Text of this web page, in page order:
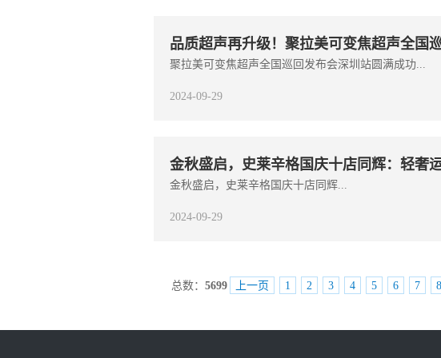
品质超声再升级！聚拉美可变焦超声全国
聚拉美可变焦超声全国巡回发布会深圳站圆满成功...
2024-09-29
金秋盛启，史莱辛格国庆十店同辉：轻奢
金秋盛启，史莱辛格国庆十店同辉...
2024-09-29
总数： 5699 上一页 1 2 3 4 5 6 7 8